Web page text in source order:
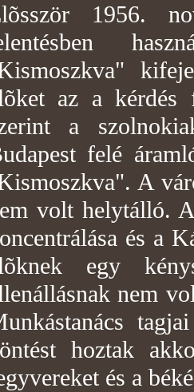
1956.
az a kérdés
a
felé
A
volt helytálló.
és a
egy
nem
hoztak
és a